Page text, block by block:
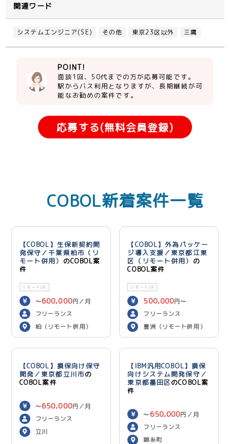
関連ワード
システムエンジニア(SE) その他 東京23区以外 三鷹
POINT!
面談1回、50代までの方が応募可能です。
駅からバス利用となりますが、長期継続が可
能なお勧めの案件です。
応募する(無料会員登録)
COBOL新着案件一覧
【COBOL】生保新契約開
発保守／千葉県柏市（リ
モート併用） のCOBOL案
件
リモートOK
〜600,000円／月
フリーランス
柏（リモート併用）
【COBOL】外為パッケー
ジ導入支援／東京都江東
区（リモート併用） の
COBOL案件
リモートOK
500,000円〜
600,000 円／月
フリーランス
豊洲（リモート併用）
【COBOL】損保向け保守
開発／東京都立川市の
COBOL案件
〜650,000円／月
フリーランス
立川
【IBM汎用COBOL】損保
向けシステム開発保守／
東京都墨田区のCOBOL案
件
〜 650,000円／月
フリーランス
錦糸町